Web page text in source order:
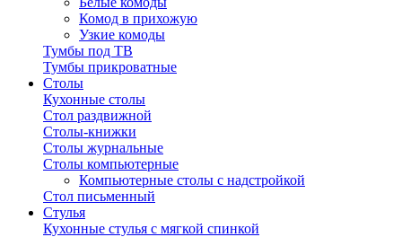
Комод в прихожую
Узкие комоды
Тумбы под ТВ
Тумбы прикроватные
Столы
Кухонные столы
Стол раздвижной
Столы-книжки
Столы журнальные
Столы компьютерные
Компьютерные столы с надстройкой
Стол письменный
Стулья
Кухонные стулья с мягкой спинкой